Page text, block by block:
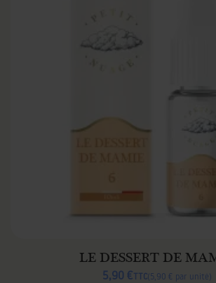
LE DESSERT DE
5,90 € TTC 5,90 € par unité